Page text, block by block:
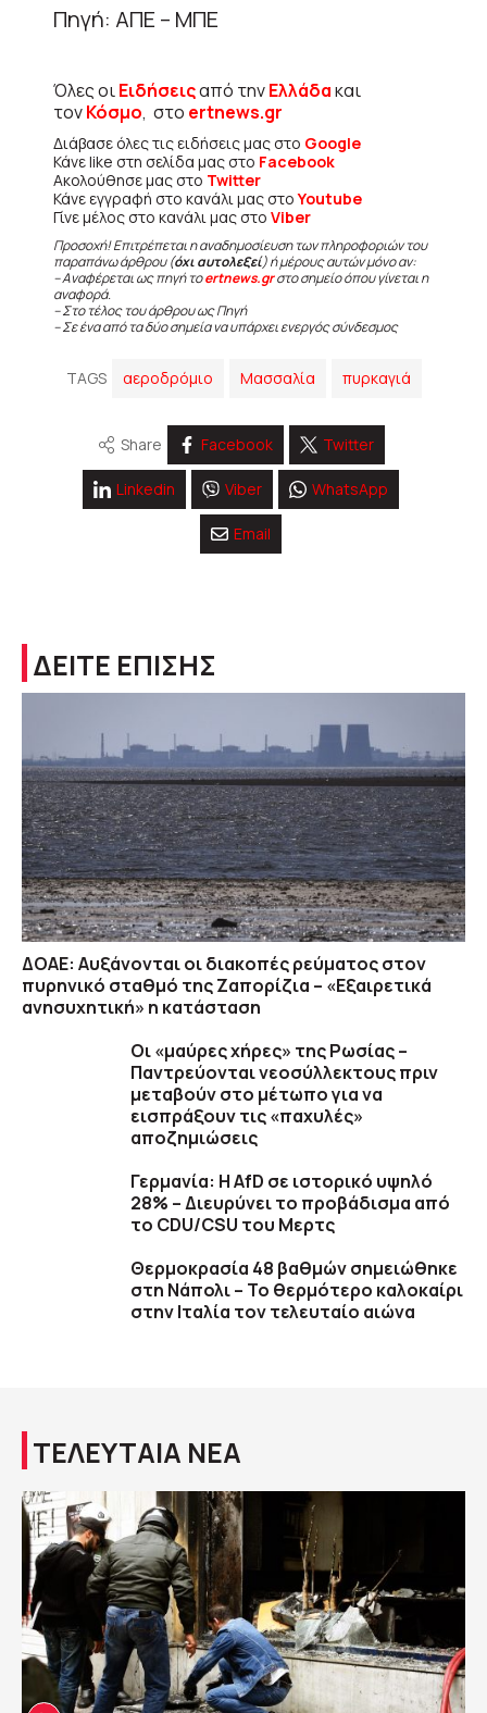
Πηγή: ΑΠΕ – ΜΠΕ
Όλες οιΕιδήσειςαπό τηνΕλλάδακαι
τονΚόσμο, στο ertnews.gr
Διάβασε όλες τις ειδήσεις μας στο Google
Κάνε like στη σελίδα μας στο Facebook
Ακολούθησε μας στο Twitter
Κάνε εγγραφή στο κανάλι μας στοYoutube
Γίνε μέλος στο κανάλι μας στο Viber
Προσοχή! Επιτρέπεται η αναδημοσίευση των πληροφοριών του
παραπάνω άρθρου (όχι αυτολεξεί) ή μέρους αυτών μόνο αν:
– Αναφέρεται ως πηγή τοertnews.grστο σημείο όπου γίνεται η
αναφορά.
– Στο τέλος του άρθρου ως Πηγή
– Σε ένα από τα δύο σημεία να υπάρχει ενεργός σύνδεσμος
TAGS αεροδρόμιο Μασσαλία πυρκαγιά
Share Facebook Twitter
Linkedin Viber WhatsApp
Email
ΔΕΙΤΕ ΕΠΙΣΗΣ
ΔΟΑΕ: Αυξάνονται οι διακοπές ρεύματος στον
πυρηνικό σταθμό της Ζαπορίζια – «Εξαιρετικά
ανησυχητική» η κατάσταση
Οι «μαύρες χήρες» της Ρωσίας –
Παντρεύονται νεοσύλλεκτους πριν
μεταβούν στο μέτωπο για να
εισπράξουν τις «παχυλές»
αποζημιώσεις
Γερμανία: Η AfD σε ιστορικό υψηλό
28% – Διευρύνει το προβάδισμα από
το CDU/CSU του Μερτς
Θερμοκρασία 48 βαθμών σημειώθηκε
στη Νάπολι – Το θερμότερο καλοκαίρι
στην Ιταλία τον τελευταίο αιώνα
ΤΕΛΕΥΤΑΙΑ ΝΕΑ